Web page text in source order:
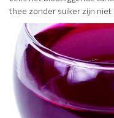
thee zonder suiker zijn